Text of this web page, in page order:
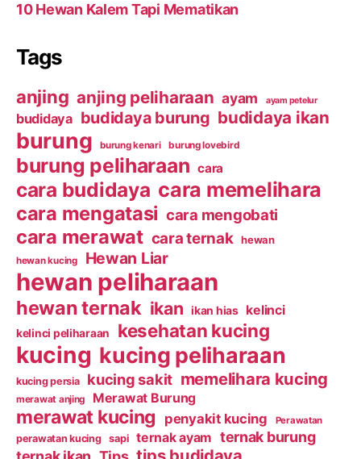
10 Hewan Kalem Tapi Mematikan
Tags
anjing anjing peliharaan ayam ayam petelur
budidaya budidaya burung budidaya ikan
burung burung kenari burung lovebird
burung peliharaan cara
cara budidaya cara memelihara
cara mengatasi cara mengobati
cara merawat cara ternak hewan
hewan kucing Hewan Liar
hewan peliharaan
hewan ternak ikan ikan hias kelinci
kelinci peliharaan kesehatan kucing
kucing kucing peliharaan
kucing persia kucing sakit memelihara kucing
merawat anjing Merawat Burung
merawat kucing penyakit kucing Perawatan
perawatan kucing sapi ternak ayam ternak burung